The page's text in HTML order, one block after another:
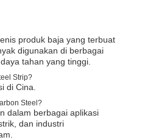
produk baja yang terbuat
digunakan di berbagai
tahan yang tinggi.
Strip?
di Cina.
Steel?
dalam berbagai aplikasi
dan industri